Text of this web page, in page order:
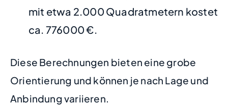
mit etwa 2.000 Quadratmetern kostet
ca. 776000 €.
Diese Berechnungen bieten eine grobe
Orientierung und können je nach Lage und
Anbindung variieren.